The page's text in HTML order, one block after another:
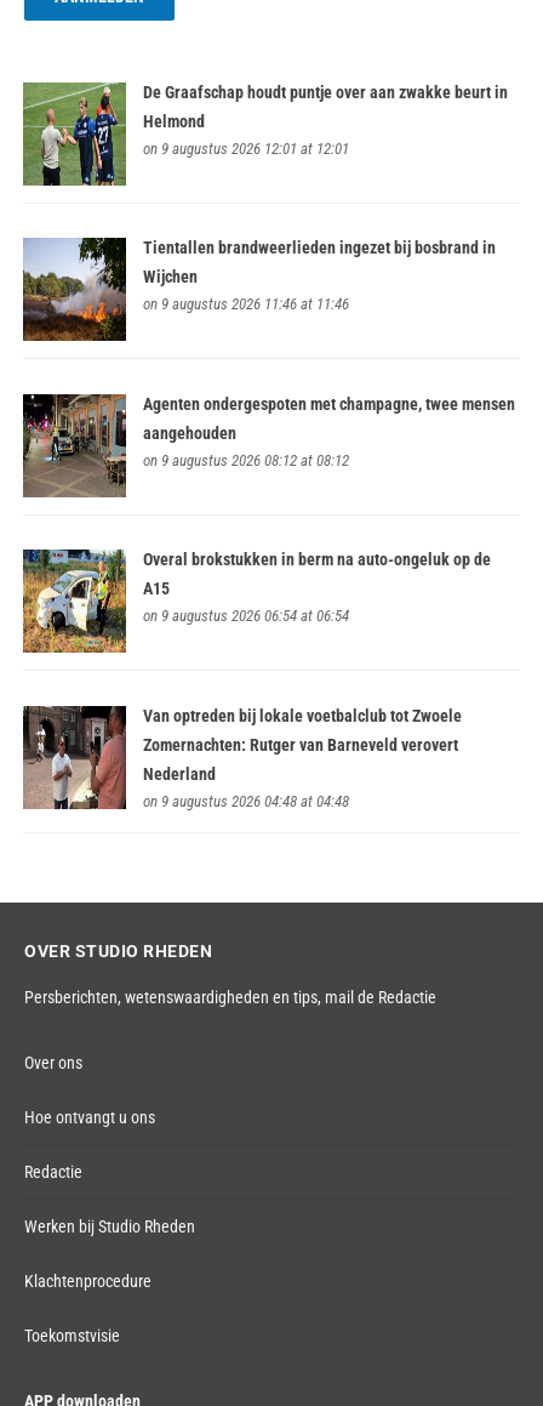
De Graafschap houdt puntje over aan zwakke beurt in
Helmond
on 9 augustus 2026 12:01 at 12:01
Tientallen brandweerlieden ingezet bij bosbrand in
Wijchen
on 9 augustus 2026 11:46 at 11:46
Agenten ondergespoten met champagne, twee mensen
aangehouden
on 9 augustus 2026 08:12 at 08:12
Overal brokstukken in berm na auto-ongeluk op de
A15
on 9 augustus 2026 06:54 at 06:54
Van optreden bij lokale voetbalclub tot Zwoele
Zomernachten: Rutger van Barneveld verovert
Nederland
on 9 augustus 2026 04:48 at 04:48
OVER STUDIO RHEDEN
Persberichten, wetenswaardigheden en tips, mail de Redactie
Over ons
Hoe ontvangt u ons
Redactie
Werken bij Studio Rheden
Klachtenprocedure
Toekomstvisie
APP downloaden